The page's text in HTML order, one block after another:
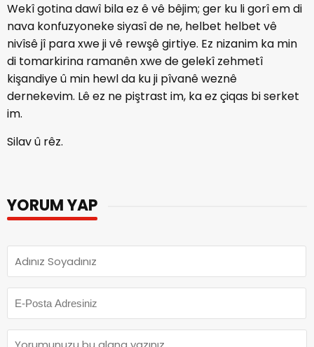
Wekî gotina dawî bila ez ê vê bêjim; ger ku li gorî em di
nava konfuzyoneke siyasî de ne, helbet helbet vê
nivîsê jî para xwe ji vê rewşê girtiye. Ez nizanim ka min
di tomarkirina ramanên xwe de gelekî zehmetî
kişandiye û min hewl da ku ji pîvanê weznê
dernekevim. Lê ez ne piştrast im, ka ez çiqas bi serket
im.
Silav û rêz.
YORUM YAP